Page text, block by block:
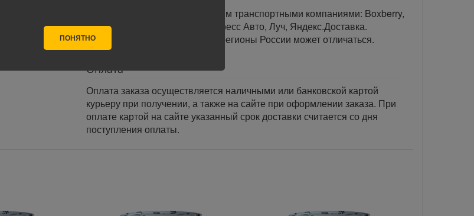
В любой уголок России доставим транспортными компаниями: Boxberry,
Почта России, ПЭК, GTD, Экспресс Авто, Луч, Яндекс.Доставка.
Стоимость доставки в разные регионы России может отличаться.
Оплата
Оплата заказа осуществляется наличными или банковской картой
курьеру при получении, а также на сайте при оформлении заказа. При
оплате картой на сайте указанный срок доставки считается со дня
поступления оплаты.
ПОНЯТНО